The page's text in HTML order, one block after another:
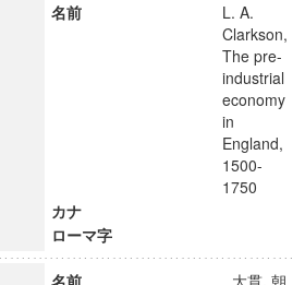
名前
L. A.
Clarkson,
The pre-
industrial
economy
in
England,
1500-
1750
カナ
ローマ字
名前
大貫, 朝